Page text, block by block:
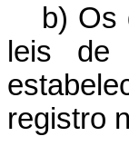
b) Os
leis de
registro